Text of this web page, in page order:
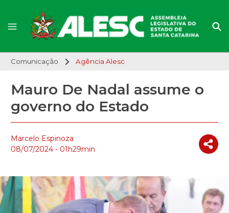
Comunicação Agência Alesc
Mauro De Nadal assume o
governo do Estado
Marcelo Espinoza
08/07/2024 - 01h29min